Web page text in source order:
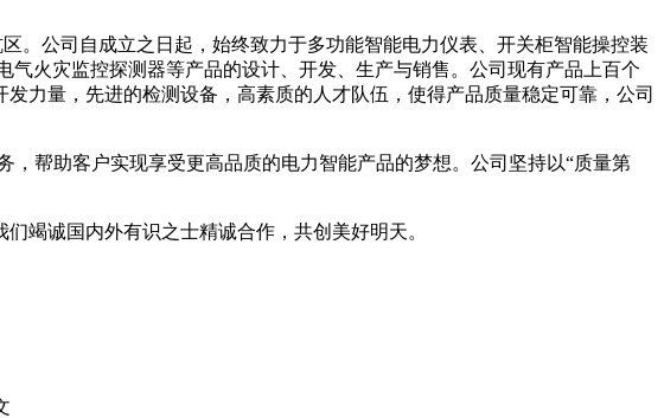
。公司自成立之日起，始终致力于多功能智能电力仪表、开关柜智能操控装
气火灾监控探测器等产品的设计、开发、生产与销售。公司现有产品上百个
力量，先进的检测设备，高素质的人才队伍，使得产品质量稳定可靠，公司
帮助客户实现享受更高品质的电力智能产品的梦想。公司坚持以“质量第
竭诚国内外有识之士精诚合作，共创美好明天。